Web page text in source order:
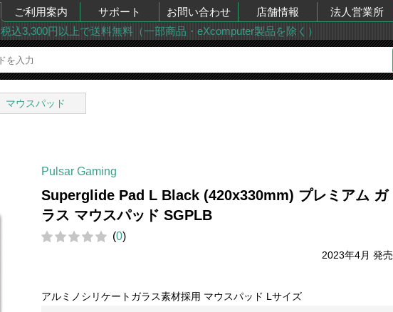
ご利用案内 サポート お問い合わせ 店舗情報 法人営業所
税込3,300円以上で送料無料（一部商品・eXcomputer製品を除く）
マウスパッド
Pulsar Gaming
Superglide Pad L Black (420x330mm) プレミアム ガ
ラス マウスパッド SGPLB
(0)
2023年4月 発売
アルミノシリケートガラス素材採用 マウスパッド Lサイズ